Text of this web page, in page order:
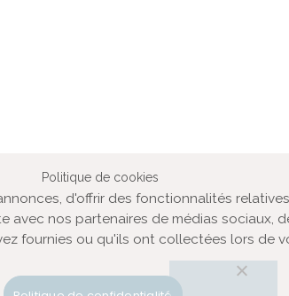
VOZ‘Image
» en ligne spécialisée dans la photo d’illustration créative.
photographies en droit-géré, à destination des
de l’édition, de la publicité et de la culture.
Politique de cookies
d'offrir des fonctionnalités
nos partenaires de médias sociaux,
fournies ou qu'ils ont collectées lors de